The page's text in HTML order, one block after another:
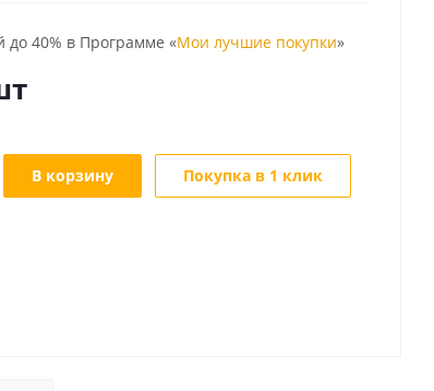
до 40% в Программе «Мои лучшие покупки»
В корзину Покупка в 1 клик